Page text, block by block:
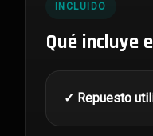
INCLUIDO
Qué incluye
✓ Repuesto